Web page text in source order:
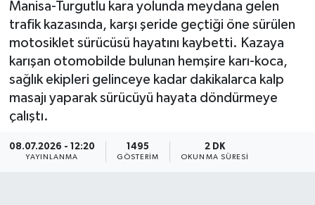
Manisa-Turgutlu kara yolunda meydana gelen
trafik kazasında, karşı şeride geçtiği öne sürülen
motosiklet sürücüsü hayatını kaybetti. Kazaya
karışan otomobilde bulunan hemşire karı-koca,
sağlık ekipleri gelinceye kadar dakikalarca kalp
masajı yaparak sürücüyü hayata döndürmeye
çalıştı.
08.07.2026 - 12:20
YAYINLANMA
1495
GÖSTERIM
2 DK
OKUNMA SÜRESI
KÜLTÜR SANAT
YAŞAM
LIFE
SARIGÖL
SARUHANLI
SELENDİ
KÖPRÜBAŞI
KULA
SALİHLİ
EKONOMİ
EĞİTİM
KÜLTÜR SANAT